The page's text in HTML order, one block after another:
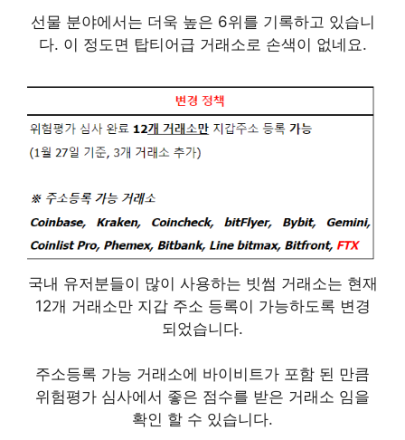
선물 분야에서는 더욱 높은 6위를 기록하고 있습니
다. 이 정도면 탑티어급 거래소로 손색이 없네요.
국내 유저분들이 많이 사용하는 빗썸 거래소는 현재
12개 거래소만 지갑 주소 등록이 가능하도록 변경
되었습니다.
주소등록 가능 거래소에 바이비트가 포함 된 만큼
위험평가 심사에서 좋은 점수를 받은 거래소 임을
확인 할 수 있습니다.